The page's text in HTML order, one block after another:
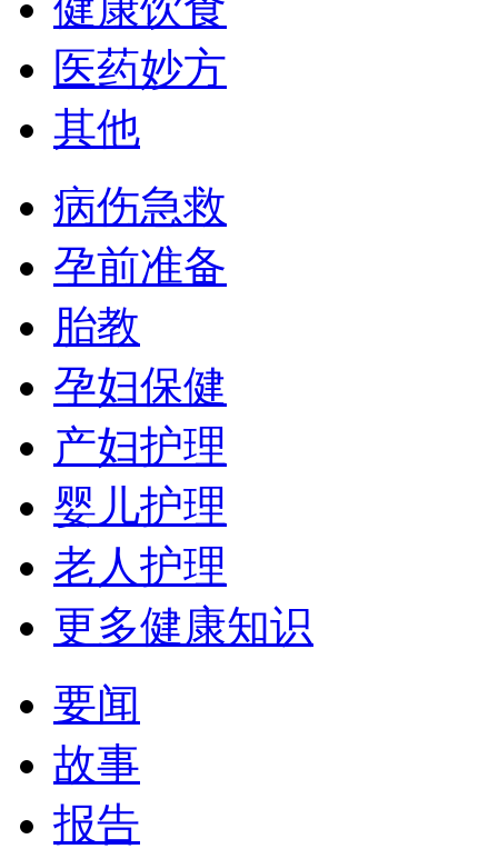
医药妙方
其他
病伤急救
孕前准备
胎教
孕妇保健
产妇护理
婴儿护理
老人护理
更多健康知识
要闻
故事
报告